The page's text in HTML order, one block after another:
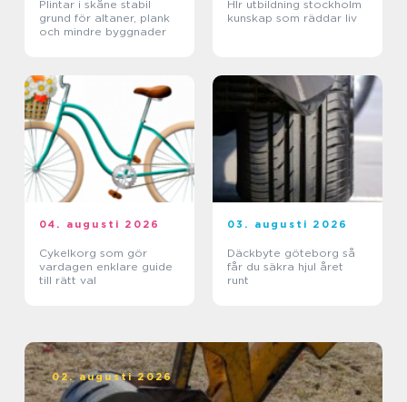
Plintar i skåne stabil
grund för altaner, plank
och mindre byggnader
Hlr utbildning stockholm
kunskap som räddar liv
04. augusti 2026
Cykelkorg som gör
vardagen enklare guide
till rätt val
03. augusti 2026
Däckbyte göteborg så
får du säkra hjul året
runt
02. augusti 2026